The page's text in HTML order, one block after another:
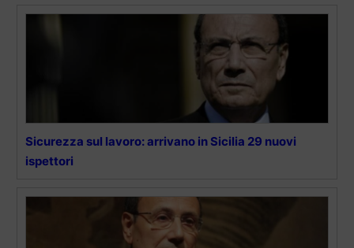
Sicurezza sul lavoro: arrivano in Sicilia 29 nuovi
ispettori